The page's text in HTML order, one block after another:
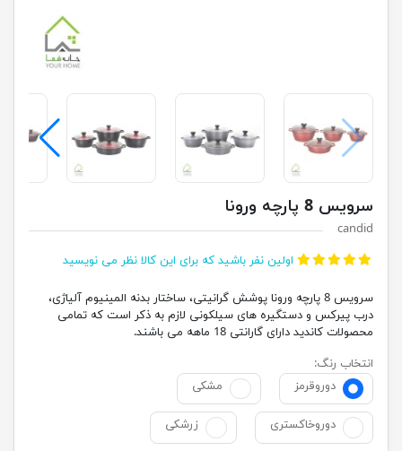
سرویس 8 پارچه ورونا
candid
اولین نفر باشید که برای این کالا نظر می نویسید
سرویس 8 پارچه ورونا پوشش گرانیتی، ساختار بدنه المینیوم آلیاژی،
درب پیرکس و دستگیره های سیلکونی لازم به ذکر است که تمامی
محصولات کاندید دارای گارانتی 18 ماهه می باشند.
انتخاب رنگ:
دوروقرمز
مشکی
دوروخاکستری زرشکی